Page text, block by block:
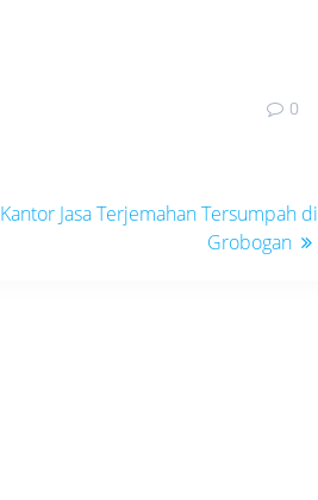
0
Next
Kantor Jasa Terjemahan Tersumpah di
Grobogan